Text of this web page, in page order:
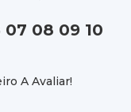
08 09 10
A Avaliar!